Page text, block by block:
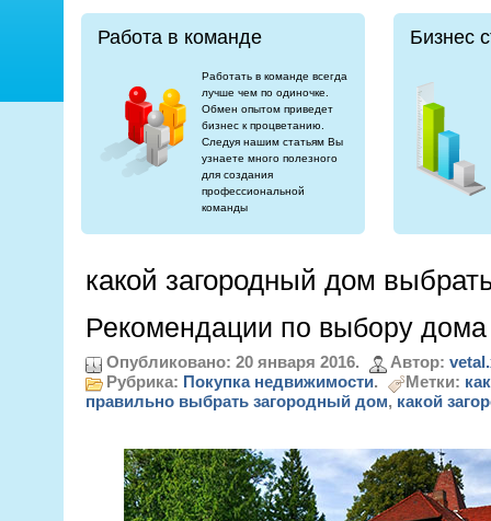
Работа в команде
Работать в команде всегда
лучше чем по одиночке.
Обмен опытом приведет
бизнес к процветанию.
Следуя нашим статьям Вы
узнаете много полезного
для создания
профессиональной
команды
Бизнес
какой загородный дом
Рекомендации по выбору дома
Опубликовано: 20 января 2016. Автор:
Рубрика: Покупка недвижимости. Метки:
правильно выбрать загородный дом, какой